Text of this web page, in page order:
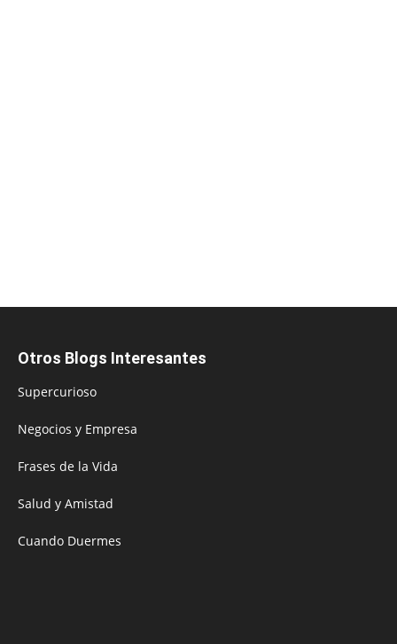
Otros Blogs Interesantes
Supercurioso
Negocios y Empresa
Frases de la Vida
Salud y Amistad
Cuando Duermes